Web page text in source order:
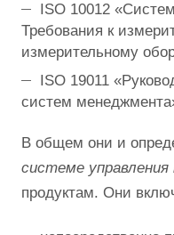
ISO 10012
Требования к
измерительному
ISO 19011
систем
В общем они и
системе
продуктам. Они